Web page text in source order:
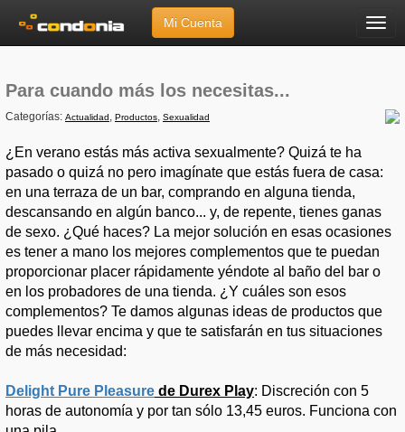
Menú
Mi Cuenta
Para cuando más los necesitas...
Para cuando más los necesitas...
Categorías: Actualidad, Productos, Sexualidad
¿En verano estás más activa sexualmente? Quizá te ha
pasado o quizá no pero imagínate que estás fuera de casa:
en una terraza de un bar, comprando en alguna tienda,
descansando en algún banco... y, de repente, tienes ganas
de sexo. ¿Qué haces? La mejor solución en esas ocasiones
es tener a mano los mejores complementos que te puedan
proporcionar placer rápidamente yéndote al baño del bar o
en los probadores de una tienda. ¿Y cuáles son esos
complementos? Te damos algunas ideas de productos que
puedes llevar encima y que te satisfarán en tus situaciones
de más necesidad:
Delight Pure Pleasure de Durex Play: Discreción con 5
horas de autonomía y por tan sólo 13,45 euros. Funciona con